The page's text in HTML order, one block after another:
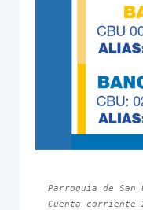
Parroquia de San
Cuenta corriente